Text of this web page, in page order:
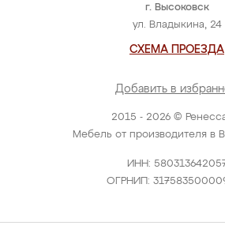
2015 - 2026 ©
Мебель от производителя в
ИНН:
ОГРНИП:
г. Высоковск
ул. Владыкина, 24
СХЕМА ПРОЕЗДА
Добавить в